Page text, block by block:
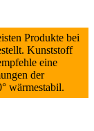
Produkte bei
Kunststoff
eine
der
wärmestabil.